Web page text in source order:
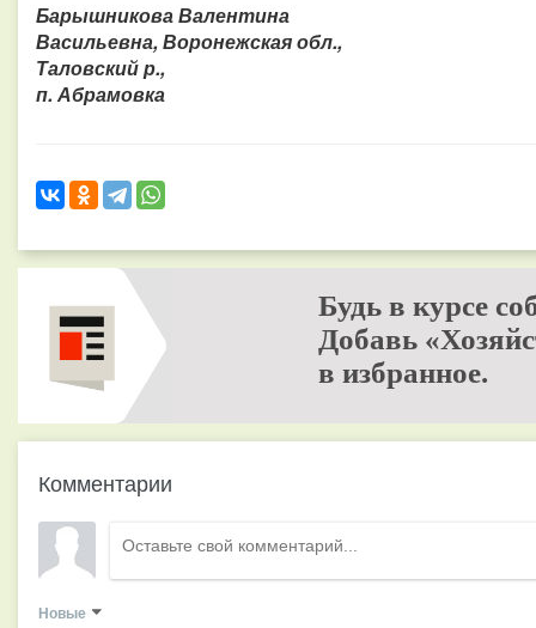
Барышникова Валентина
Васильевна, Воронежская обл.,
Таловский р.,
п. Абрамовка
Будь в курсе
Добавь
в избранное.
Комментарии
Новые